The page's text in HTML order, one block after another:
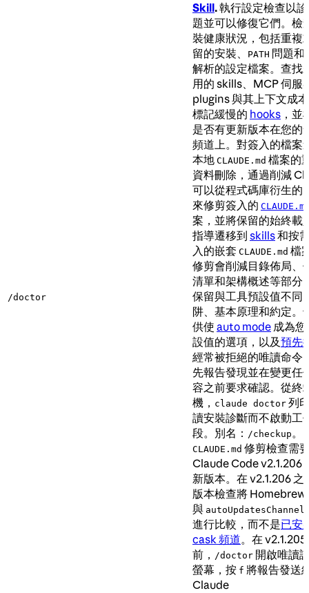
/doctor
Skill.執行設定檢查以
題並可以修復它們。檢
裝健康狀況，包括重複
留的安裝、
PATH 問題和
解析的設定檔案。查找
用的 skills、MCP 伺服
plugins 與其上下文成
標記緩慢的 hooks ，並
是否有更新版本在您的
頻道上。對簽入的檔案
本地 CLAUDE.md 檔案的
資料刪除，通過削減
可以從程式碼庫衍生的
來修剪簽入的
案，並將保留的始終載
指導遷移到 skills和按
入的嵌套 CLAUDE.md 檔
修剪會削減目錄佈局、
清單和架構概述等部分
保留與工具預設值不同
阱、基本原理和約定。
供使 auto mode 成為
設值的選項，以及預先
經常被拒絕的唯讀命令
先報告發現並在變更任
容之前要求確認。從終
機， claude doctor 列
讀安裝診斷而不啟動工
段。別名： /checkup。
CLAUDE.md 修剪檢查需
Claude Code v2.1.206
新版本。在 v2.1.206 之
版本檢查將 Homebrew
與 autoUpdatesChannel
進行比較，而不是已安
cask 頻道。在 v2.1.205
前， /doctor 開啟唯讀
螢幕，按 f 將報告發送
Claude